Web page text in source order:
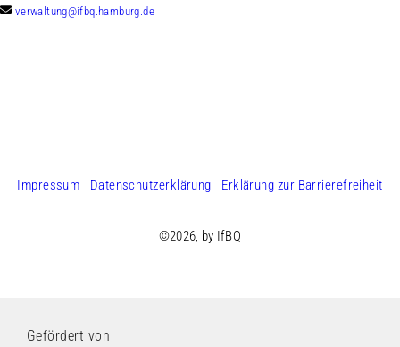
verwaltung@ifbq.hamburg.de
Impressum Datenschutzerklärung Erklärung zur Barrierefreiheit
©2026, by IfBQ
Gefördert von